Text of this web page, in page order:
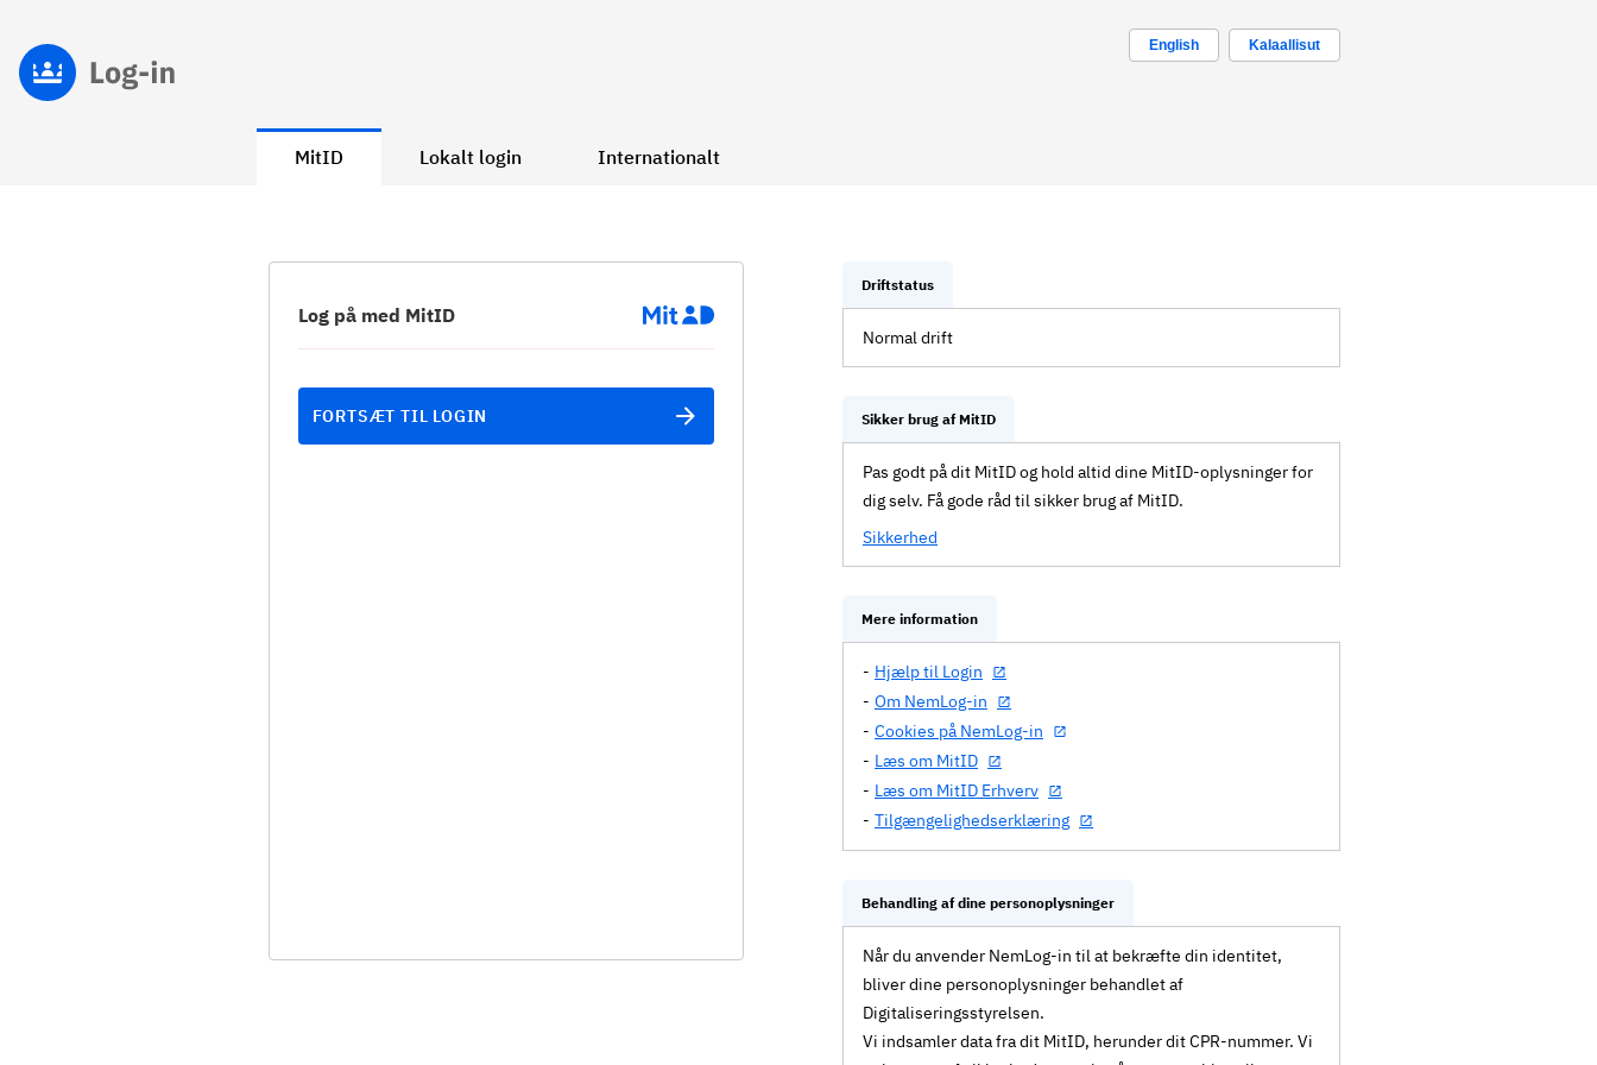
English Kalaallisut
MitID Lokalt login Internationalt
Log på med MitID
FORTSÆT TIL LOGIN
Driftstatus
Normal drift
Sikker brug af MitID
Pas godt på dit MitID og hold altid dine MitID-oplysninger for
dig selv. Få gode råd til sikker brug af MitID.
Sikkerhed
Mere information
Hjælp til Login
Om NemLog-in
Cookies på NemLog-in
Læs om MitID
Læs om MitID Erhverv
Tilgængelighedserklæring
Behandling af dine personoplysninger
Når du anvender NemLog-in til at bekræfte din identitet,
bliver dine personoplysninger behandlet af
Digitaliseringsstyrelsen.
Vi indsamler data fra dit MitID, herunder dit CPR-nummer. Vi